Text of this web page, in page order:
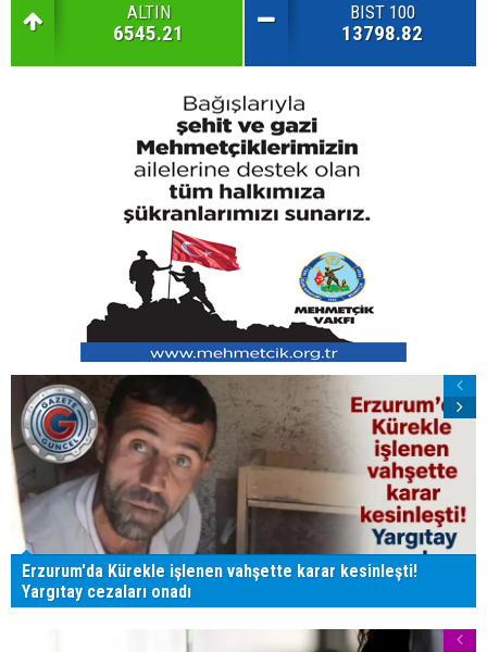
ALTIN
6545.21
BIST 100
13798.82
Erzurum'da Kürekle işlenen vahşette karar kesinleşti!
Yargıtay cezaları onadı